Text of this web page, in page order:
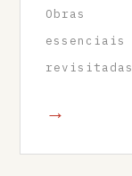
Obras
essenciais
revisitadas
→